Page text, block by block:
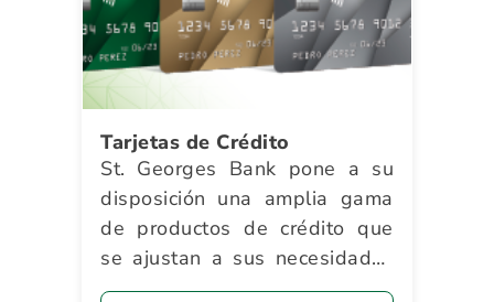
Tarjetas de Crédito
St. Georges Bank pone a su
disposición una amplia gama
de productos de crédito que
se ajustan a sus necesidades
y le brindan innumerables